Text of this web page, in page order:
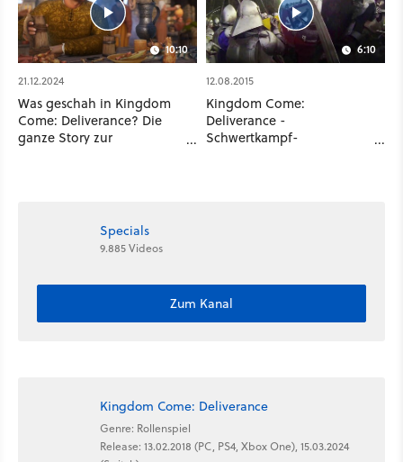
10:10
21.12.2024
Was geschah in Kingdom
Come: Deliverance? Die
ganze Story zur
6:10
12.08.2015
Kingdom Come:
Deliverance -
Schwertkampf-
Specials
9.885 Videos
Zum Kanal
Kingdom Come: Deliverance
Genre: Rollenspiel
Release: 13.02.2018 (PC, PS4, Xbox One), 15.03.2024